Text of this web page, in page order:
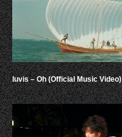
luvis – Oh (Official Music Video)